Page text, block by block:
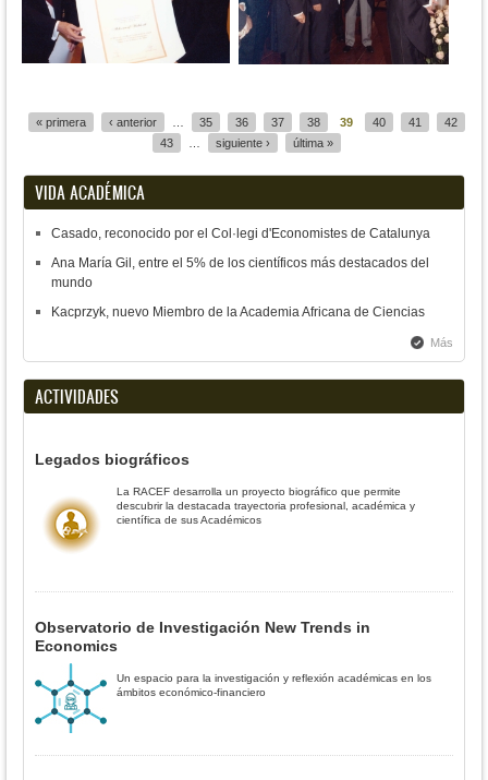
« primera ‹ anterior 35 36 37 38 39 40 41
42
43
siguiente › última »
VIDA ACADÉMICA
Casado, reconocido por el Col·legi d'Economistes de Catalunya
Ana María Gil, entre el 5% de los científicos más destacados del
mundo
Kacprzyk, nuevo Miembro de la Academia Africana de Ciencias
Más
ACTIVIDADES
Legados biográficos
La RACEF desarrolla un proyecto biográfico que permite
descubrir la destacada trayectoria profesional, académica y
científica de sus Académicos
Observatorio de Investigación New Trends in
Economics
Un espacio para la investigación y reflexión académicas en los
ámbitos económico-financiero